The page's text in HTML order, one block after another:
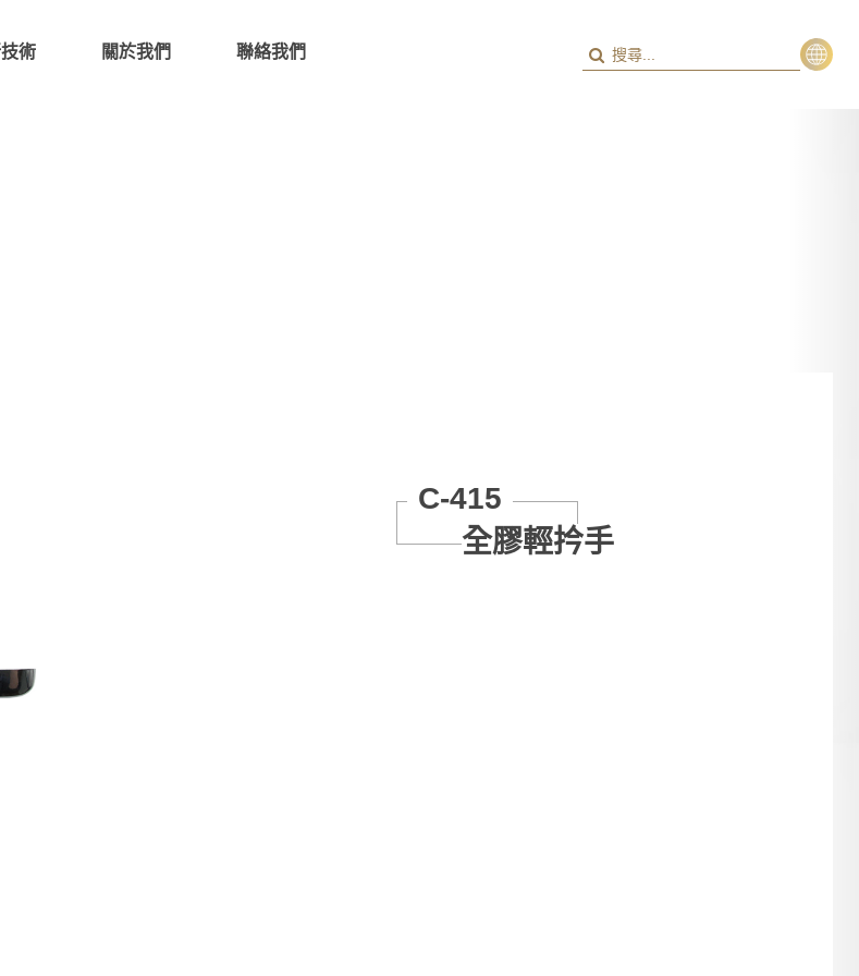
術 關於我們
聯絡我們
C-415
全膠輕扲手